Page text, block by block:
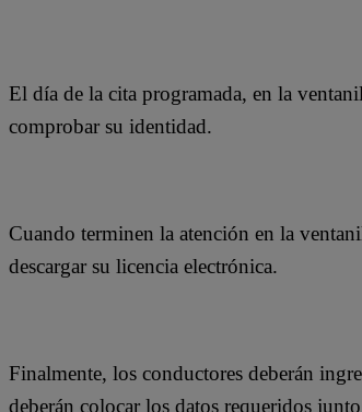
El día de la cita programada, en la
comprobar su identidad.
Cuando terminen la atención en la
descargar su licencia electrónica.
Finalmente, los conductores deberán
deberán colocar los datos requeridos